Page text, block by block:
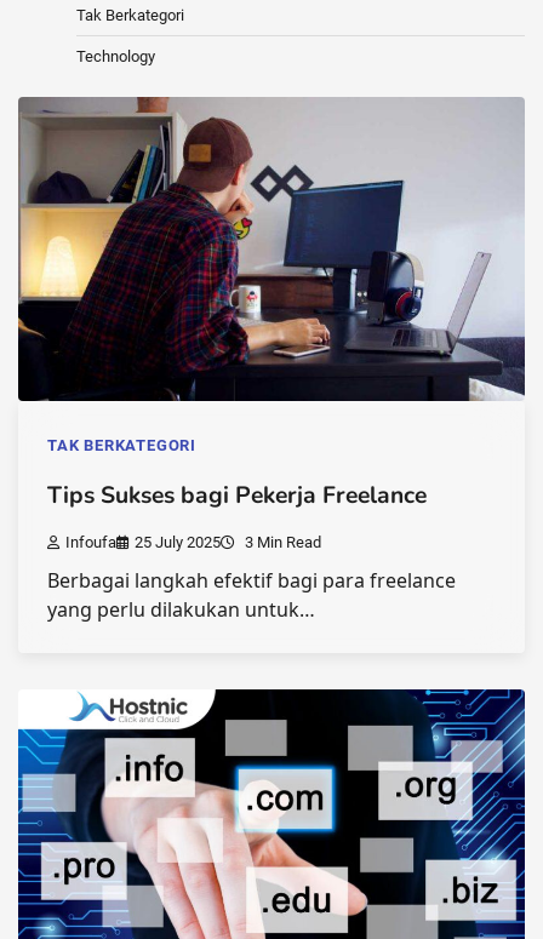
Tak Berkategori
Technology
TAK BERKATEGORI
Tips Sukses bagi Pekerja Freelance
Infoufa 25 July 2025 3 Min Read
Berbagai langkah efektif bagi para freelance
yang perlu dilakukan untuk…